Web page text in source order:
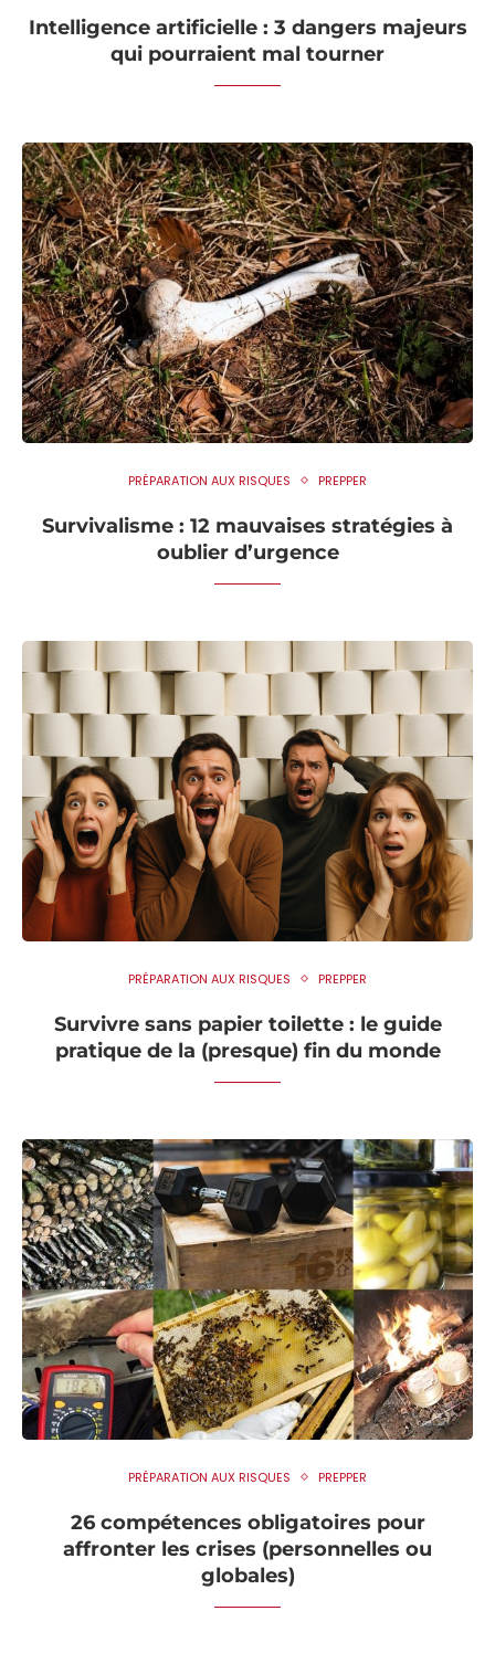
Intelligence artificielle : 3 dangers majeurs
qui pourraient mal tourner
PRÉPARATION AUX RISQUES PREPPER
Survivalisme : 12 mauvaises stratégies à
oublier d’urgence
PRÉPARATION AUX RISQUES PREPPER
Survivre sans papier toilette : le guide
pratique de la (presque) fin du monde
PRÉPARATION AUX RISQUES PREPPER
26 compétences obligatoires pour
affronter les crises (personnelles ou
globales)